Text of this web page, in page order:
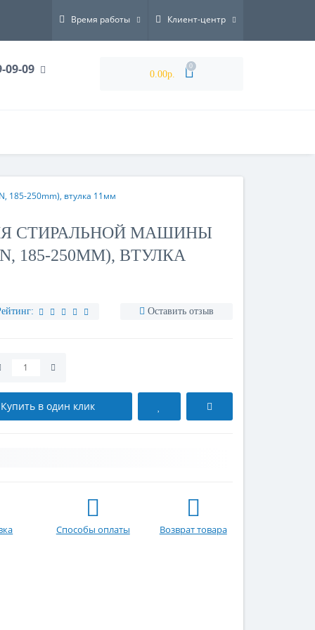
Время работы Клиент-центр
09-09 0.00р.
0
185-250mm), втулка 11мм
СТИРАЛЬНОЙ МАШИНЫ
185-250MM), ВТУЛКА
Оставить отзыв
Купить в один клик
Способы оплаты Возврат товара